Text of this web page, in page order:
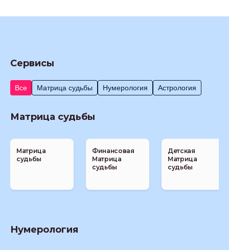
Сервисы
Все Матрица судьбы Нумерология Астрология
Матрица судьбы
Матрица
судьбы
Финансовая
Матрица
судьбы
Детская
Матрица
судьбы
Нумерология